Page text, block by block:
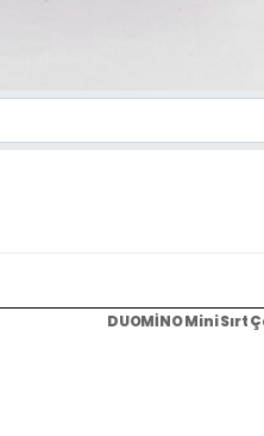
DUOMİNO Mini Sırt